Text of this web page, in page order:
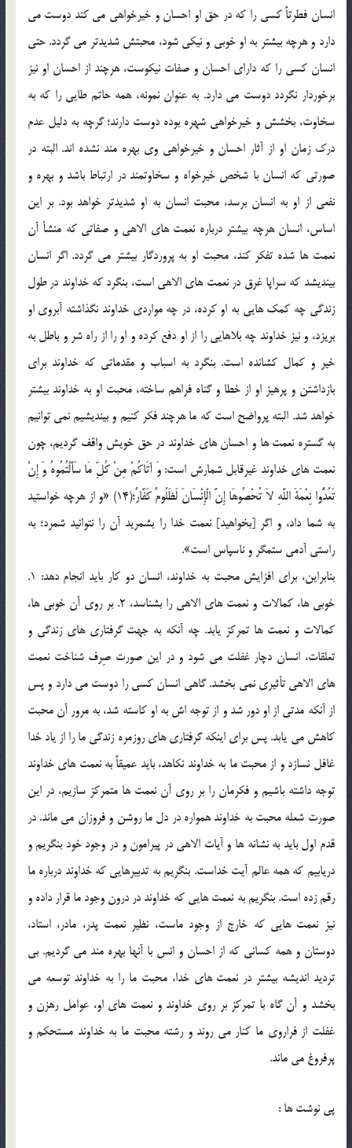
انسان فطرتاً کسی را که در حق او احسان و خیرخواهی می کند دوست می
دارد و هرچه بیشتر به او خوبی و نیکی شود، محبتش شدیدتر می گردد. حتی
انسان کسی را که دارای احسان و صفات نیکوست، هرچند از احسان او نیز
برخوردار نگردد دوست می دارد. به عنوان نمونه، همه حاتم طایی را که به
سخاوت، بخشش و خیرخواهی شهره بوده دوست دارند؛ گرچه به دلیل عدم
درک زمان او از آثار احسان و خیرخواهی وی بهره مند نشده اند. البته در
صورتی که انسان با شخص خیرخواه و سخاوتمند در ارتباط باشد و بهره و
نفعی از او به انسان برسد، محبت انسان به او شدیدتر خواهد بود. بر این
اساس، انسان هرچه بیشتر درباره نعمت های الاهی و صفاتی که منشأ آن
نعمت ها شده تفکر کند، محبت او به پروردگار بیشتر می گردد. اگر انسان
بیندیشد که سراپا غرق در نعمت های الاهی است، بنگرد که خداوند در طول
زندگی چه کمک هایی به او کرده، در چه مواردی خداوند نگذاشته آبروی او
بریزد، و نیز خداوند چه بلاهایی را از او دفع کرده و او را از راه شر و باطل به
خیر و کمال کشانده است. بنگرد به اسباب و مقدماتی که خداوند برای
بازداشتن و پرهیز او از خطا و گناه فراهم ساخته، محبت او به خداوند بیشتر
خواهد شد. البته پرواضح است که ما هرچند فکر کنیم و بیندیشیم نمی توانیم
به گستره نعمت ها و احسان های خداوند در حق خویش واقف گردیم، چون
نعمت های خداوند غیرقابل شمارش است: وَ آتَاکُمْ مِنْ کُلِّ مَا سَأَلْتُمُوهُ وَ إِنْ
تَعُدُّوا نِعْمَةَ اللَّهِ لاَ تُحْصُوهَا إِنَّ الْإِنْسَانَ لَظَلُومٌ کَفَّارٌ؛(14) «و از هرچه خواستید
به شما داد، و اگر [بخواهید] نعمت خدا را بشمرید آن را نتوانید شمرد؛ به
راستی آدمی ستمگر و ناسپاس است».
بنابراین، برای افزایش محبت به خداوند، انسان دو کار باید انجام دهد: 1.
خوبی ها، کمالات و نعمت های الاهی را بشناسد، 2. بر روی آن خوبی ها،
کمالات و نعمت ها تمرکز یابد. چه آنکه به جهت گرفتاری های زندگی و
تعلقات، انسان دچار غفلت می شود و در این صورت صِرف شناخت نعمت
های الاهی تأثیری نمی بخشد. گاهی انسان کسی را دوست می دارد و پس
از آنکه مدتی از او دور شد و از توجه اش به او کاسته شد، به مرور آن محبت
کاهش می یابد. پس برای اینکه گرفتاری های روزمره زندگی ما را از یاد خدا
غافل نسازد و از محبت ما به خداوند نکاهد، باید عمیقاً به نعمت های خداوند
توجه داشته باشیم و فکرمان را بر روی آن نعمت ها متمرکز سازیم، در این
صورت شعله محبت به خداوند همواره در دل ما روشن و فروزان می ماند. در
قدم اول باید به نشانه ها و آیات الاهی در پیرامون و در وجود خود بنگریم و
دریابیم که همه عالم آیت خداست. بنگریم به تدبیرهایی که خداوند درباره ما
رقم زده است. بنگریم به نعمت هایی که خداوند در درون وجود ما قرار داده و
نیز نعمت هایی که خارج از وجود ماست، نظیر نعمت پدر، مادر، استاد،
دوستان و همه کسانی که از احسان و انس با آنها بهره مند می گردیم. بی
تردید اندیشه بیشتر در نعمت های خدا، محبت ما را به خداوند توسعه می
بخشد و آن گاه با تمرکز بر روی خداوند و نعمت های او، عوامل رهزن و
غفلت از فراروی ما کنار می روند و رشته محبت ما به خداوند مستحکم و
پرفروغ می ماند.
پی نوشت ها :